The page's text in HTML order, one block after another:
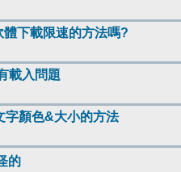
下載限速的方法嗎?
載入問題
字顏色&大小的方法
的